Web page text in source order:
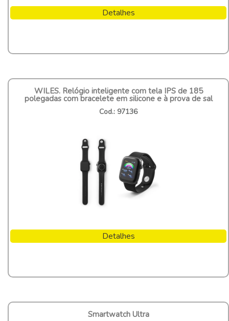
Detalhes
WILES. Relógio inteligente com tela IPS de 185
polegadas com bracelete em silicone e à prova de sal
Cod.: 97136
Detalhes
Smartwatch Ultra